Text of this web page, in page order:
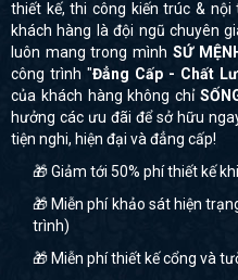
thiết kế, thi công kiến trúc &
khách hàng là đội ngũ chuyên
luôn mang trong mình SỨ
công trình "Đẳng Cấp - Chất
của khách hàng không chỉ
hưởng các ưu đãi để sở hữu
tiện nghi, hiện đại và đẳng cấp!
🎁 Giảm tới 50% phí thiết kế
🎁 Miễn phí khảo sát hiện
trình)
🎁 Miễn phí thiết kế cổng và